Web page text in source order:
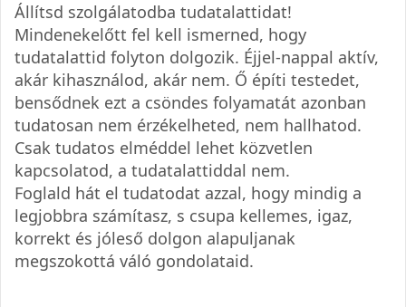
Állítsd szolgálatodba tudatalattidat!
Mindenekelőtt fel kell ismerned, hogy
tudatalattid folyton dolgozik. Éjjel-nappal aktív,
akár kihasználod, akár nem. Ő építi testedet,
bensődnek ezt a csöndes folyamatát azonban
tudatosan nem érzékelheted, nem hallhatod.
Csak tudatos elméddel lehet közvetlen
kapcsolatod, a tudatalattiddal nem.
Foglald hát el tudatodat azzal, hogy mindig a
legjobbra számítasz, s csupa kellemes, igaz,
korrekt és jóleső dolgon alapuljanak
megszokottá váló gondolataid.